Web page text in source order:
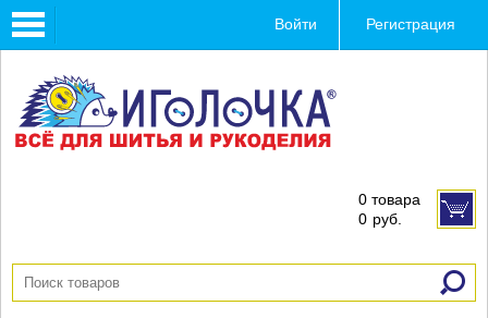
Toggle
navigation
Войти Регистрация
0 товара
0 руб.